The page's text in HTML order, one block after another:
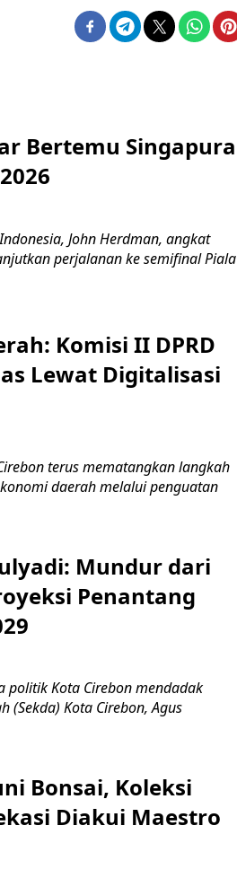
Bertemu Singapura
Indonesia, John Herdman, angkat
perjalanan ke semifinal Piala
Komisi II DPRD
Lewat Digitalisasi
terus mematangkan langkah
daerah melalui penguatan
Mundur dari
Penantang
politik Kota Cirebon mendadak
(Sekda) Kota Cirebon, Agus
Bonsai, Koleksi
Diakui Maestro